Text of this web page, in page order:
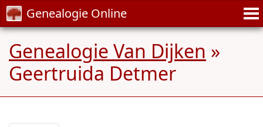
Genealogie Online
Genealogie Van Dijken »
Geertruida Detmer